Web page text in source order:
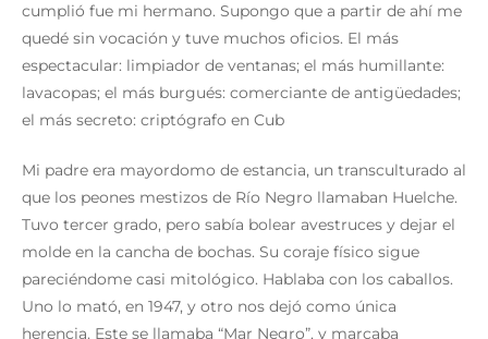
cumplió fue mi hermano. Supongo que a partir de ahí me
quedé sin vocación y tuve muchos oficios. El más
espectacular: limpiador de ventanas; el más humillante:
lavacopas; el más burgués: comerciante de antigüedades;
el más secreto: criptógrafo en Cub
Mi padre era mayordomo de estancia, un transculturado al
que los peones mestizos de Río Negro llamaban Huelche.
Tuvo tercer grado, pero sabía bolear avestruces y dejar el
molde en la cancha de bochas. Su coraje físico sigue
pareciéndome casi mitológico. Hablaba con los caballos.
Uno lo mató, en 1947, y otro nos dejó como única
herencia. Este se llamaba “Mar Negro”, y marcaba